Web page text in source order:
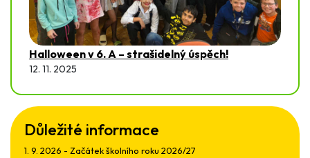
Důležité informace
1. 9. 2026 - Začátek školního roku 2026/27
Halloween v 6. A – strašidelný úspěch!
12. 11. 2025